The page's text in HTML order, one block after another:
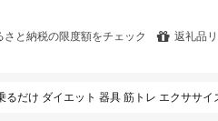
さと納税の限度額をチェック 返礼品
音 日用品 健康家電 美容家電 家電 マッサージ マッサージ機 マイト